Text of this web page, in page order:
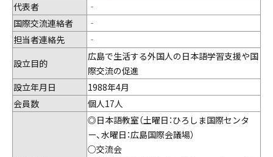
代表者
‐
国際交流連絡者
‐
担当者連絡先
‐
設立目的
広島で生活する外国人の日本語学習支援や国
際交流の促進
設立年月日
1988年4月
会員数
個人17人
◎日本語教室（土曜日：ひろしま国際センタ
ー、水曜日：広島国際会議場）
○交流会